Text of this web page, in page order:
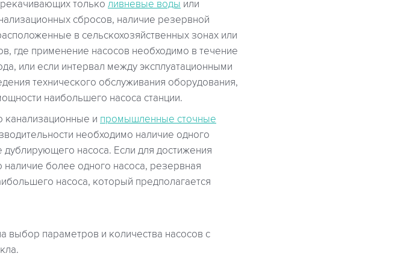
только ливневые воды или
сбросов, наличие резервной
в сельскохозяйственных зонах или
где применение насосов необходимо в течение
или если интервал между эксплуатационными
технического обслуживания оборудования,
наибольшего насоса станции.
канализационные и промышленные сточные
необходимо наличие одного
насоса. Если для достижения
более одного насоса, резервная
насоса, который предполагается
выбор параметров и количества насосов с